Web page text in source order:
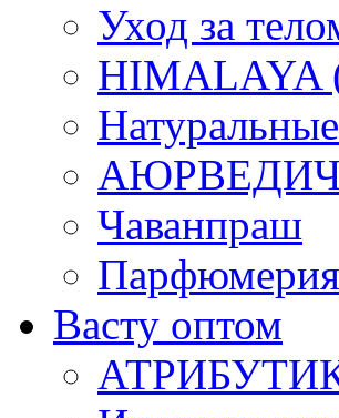
Уход за
HIMALAYA
Чаванпраш
Парфюмерия
Васту оптом